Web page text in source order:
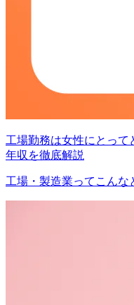
工場勤務は女性にとって
年収を徹底解説
工場・製造業ってこんな